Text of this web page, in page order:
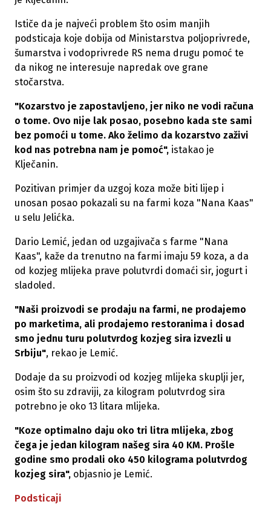
Ističe da je najveći problem što osim manjih
podsticaja koje dobija od Ministarstva poljoprivrede,
šumarstva i vodoprivrede RS nema drugu pomoć te
da nikog ne interesuje napredak ove grane
stočarstva.
"Kozarstvo je zapostavljeno, jer niko ne vodi računa
o tome. Ovo nije lak posao, posebno kada ste sami
bez pomoći u tome. Ako želimo da kozarstvo zaživi
kod nas potrebna nam je pomoć", istakao je
Klječanin.
Pozitivan primjer da uzgoj koza može biti lijep i
unosan posao pokazali su na farmi koza "Nana Kaas"
u selu Jelićka.
Dario Lemić, jedan od uzgajivača s farme "Nana
Kaas", kaže da trenutno na farmi imaju 59 koza, a da
od kozjeg mlijeka prave polutvrdi domaći sir, jogurt i
sladoled.
"Naši proizvodi se prodaju na farmi, ne prodajemo
po marketima, ali prodajemo restoranima i dosad
smo jednu turu polutvrdog kozjeg sira izvezli u
Srbiju", rekao je Lemić.
Dodaje da su proizvodi od kozjeg mlijeka skuplji jer,
osim što su zdraviji, za kilogram polutvrdog sira
potrebno je oko 13 litara mlijeka.
"Koze optimalno daju oko tri litra mlijeka, zbog
čega je jedan kilogram našeg sira 40 KM. Prošle
godine smo prodali oko 450 kilograma polutvrdog
kozjeg sira", objasnio je Lemić.
Podsticaji